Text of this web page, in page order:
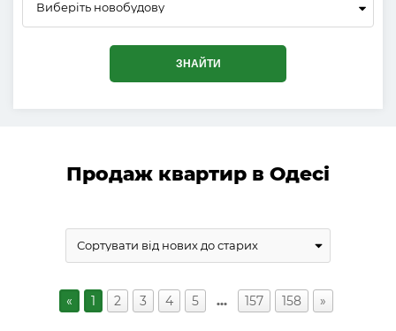
Виберіть новобудову
ЗНАЙТИ
Продаж квартир в Одесі
« 1 2 3 4 5 … 157 158 »